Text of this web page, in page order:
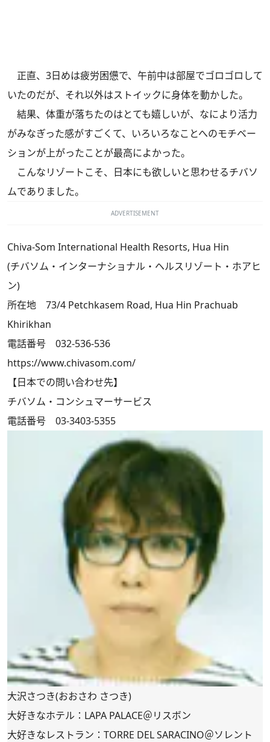
正直、3日めは疲労困憊で、午前中は部屋でゴロゴロして
いたのだが、それ以外はストイックに身体を動かした。
結果、体重が落ちたのはとても嬉しいが、なにより活力
がみなぎった感がすごくて、いろいろなことへのモチベー
ションが上がったことが最高によかった。
こんなリゾートこそ、日本にも欲しいと思わせるチバソ
ムでありました。
ADVERTISEMENT
Chiva-Som International Health Resorts, Hua Hin
(チバソム・インターナショナル・ヘルスリゾート・ホアヒ
ン)
所在地 73/4 Petchkasem Road, Hua Hin Prachuab
Khirikhan
電話番号 032-536-536
https://www.chivasom.com/
【日本での問い合わせ先】
チバソム・コンシュマーサービス
電話番号 03-3403-5355
大沢さつき(おおさわ さつき)
大好きなホテル：LAPA PALACE＠リスボン
大好きなレストラン：TORRE DEL SARACINO＠ソレント